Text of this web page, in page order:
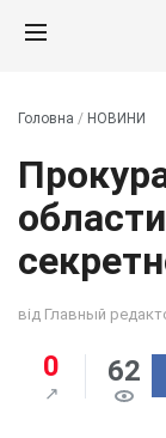
Головна / НОВИНИ
від Главный
0 62